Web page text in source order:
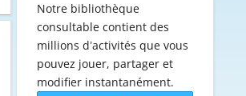
Notre bibliothèque
consultable contient des
millions d’activités que vous
pouvez jouer, partager et
modifier instantanément.